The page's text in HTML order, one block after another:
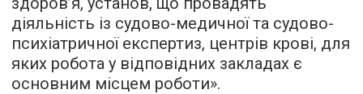
діяльність із судово-медичної та судово-
психіатричної експертиз, центрів крові, для
яких робота у відповідних закладах є
основним місцем роботи».